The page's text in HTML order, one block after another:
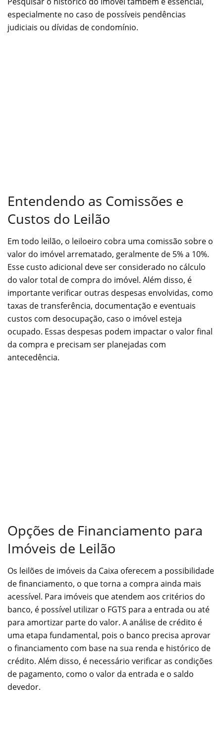
especialmente no caso de possíveis pendências
judiciais ou dívidas de condomínio.
Entendendo as Comissões e
Custos do Leilão
Em todo leilão, o leiloeiro cobra uma comissão sobre o
valor do imóvel arrematado, geralmente de 5% a 10%.
Esse custo adicional deve ser considerado no cálculo
do valor total de compra do imóvel. Além disso, é
importante verificar outras despesas envolvidas, como
taxas de transferência, documentação e eventuais
custos com desocupação, caso o imóvel esteja
ocupado. Essas despesas podem impactar o valor final
da compra e precisam ser planejadas com
antecedência.
Opções de Financiamento para
Imóveis de Leilão
Os leilões de imóveis da Caixa oferecem a possibilidade
de financiamento, o que torna a compra ainda mais
acessível. Para imóveis que atendem aos critérios do
banco, é possível utilizar o FGTS para a entrada ou até
para amortizar parte do valor. A análise de crédito é
uma etapa fundamental, pois o banco precisa aprovar
o financiamento com base na sua renda e histórico de
crédito. Além disso, é necessário verificar as condições
de pagamento, como o valor da entrada e o saldo
devedor.